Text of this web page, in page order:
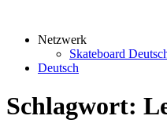
Netzwerk
Skateboard
Deutsch
Schlagwort: